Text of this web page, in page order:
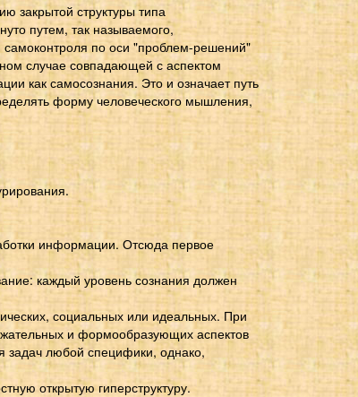
закрытой структуры типа
путем, так называемого,
по оси "проблем-решений"
случае совпадающей с аспектом
как самосознания. Это и означает путь
форму человеческого мышления,
информации. Отсюда первое
каждый уровень сознания должен
социальных или идеальных. При
и формообразующих аспектов
задач любой специфики, однако,
открытую гиперструктуру.